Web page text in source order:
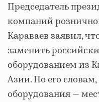
Председатель
компаний
Караваев заявил,
заменить
оборудованием из
Азии. По его
оборудования —